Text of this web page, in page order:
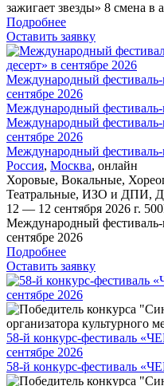
зажигает звезды» 8 смена в
Подробнее
Оставить заявку
Международный
сентябре 2026
Международный
Международный
сентябре 2026
Международный
Россия, Москва, онлайн
Хоровые, Вокальные,
Театральные, ИЗО и ДПИ,
12 — 12 сентября 2026 г. 500
Международный
сентябре 2026
Подробнее
Оставить заявку
58-й конкурс-
сентябре 2026
58-й конкурс-